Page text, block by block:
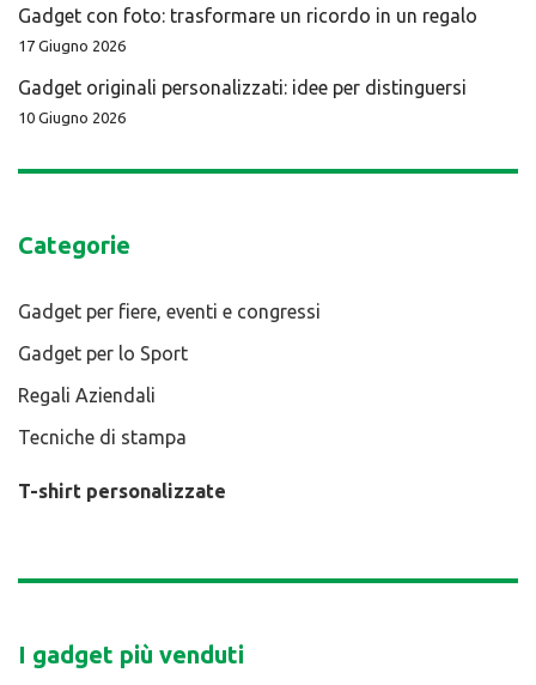
Gadget con foto: trasformare un ricordo in un regalo
17 Giugno 2026
Gadget originali personalizzati: idee per distinguersi
10 Giugno 2026
Categorie
Gadget per fiere, eventi e congressi
Gadget per lo Sport
Regali Aziendali
Tecniche di stampa
T-shirt personalizzate
I gadget più venduti